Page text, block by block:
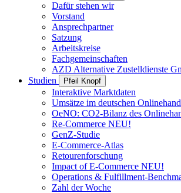
Dafür stehen wir
Vorstand
Ansprechpartner
Satzung
Arbeitskreise
Fachgemeinschaften
AZD Alternative Zustelldienste
Studien
Pfeil Knopf
Interaktive Marktdaten
Umsätze im deutschen
OeNO: CO2-Bilanz des
Re-Commerce NEU!
GenZ-Studie
E-Commerce-Atlas
Retourenforschung
Impact of E-Commerce NEU!
Operations & Fulfillment-
Zahl der Woche